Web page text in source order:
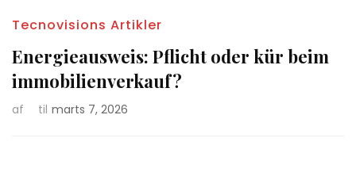
Tecnovisions Artikler
Energieausweis: Pflicht oder kür beim
immobilienverkauf?
af til marts 7, 2026